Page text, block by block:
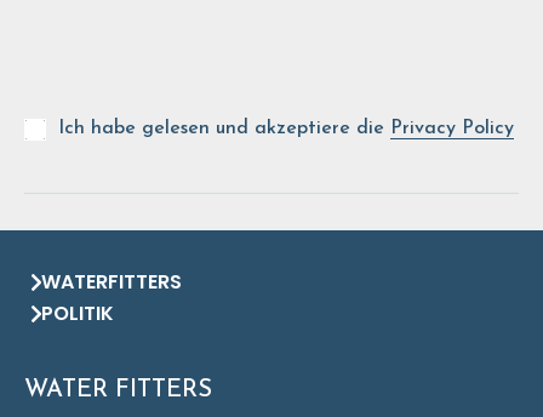
Ich habe gelesen und akzeptiere die Privacy Policy
WATERFITTERS
POLITIK
WATER FITTERS